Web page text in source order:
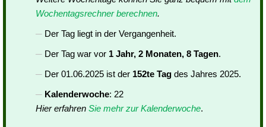
Wochentagsrechner berechnen.
Der Tag liegt in der Vergangenheit.
Der Tag war vor 1 Jahr, 2 Monaten, 8 Tagen.
Der 01.06.2025 ist der 152te Tag des Jahres 2025.
Kalenderwoche: 22
Hier erfahren Sie mehr zur Kalenderwoche.